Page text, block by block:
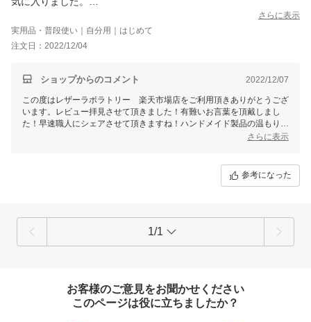
長さもちょうど良く、とにかく軽い！！丁寧な作りで、友達にも
ぜひ薦めたいです！
大事に毎日使わせて頂きます。ありがとうございました！
さらに表示
実用品・普段使い｜自分用｜はじめて
注文日：2022/12/04
ショップからのコメント 2022/12/07
この度はレザーラボラトリー 楽天市場店をご利用頂きありがとうござ
います。レビュー拝見させて頂きました！有難いお言葉を頂戴しまし
た！早速職人にシェアさせて頂きますね！ハンドメイド製品の温もりを
感じて頂けますと嬉しいです！これからもより良い製品作りをしていき
さらに表示
参考になった
1/1
お客様のご意見をお聞かせください
このページは役に立ちましたか？